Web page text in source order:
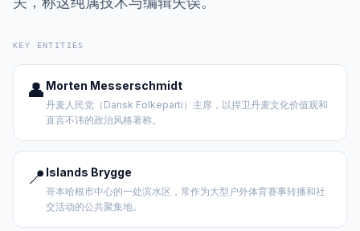
KEY ENTITIES
👤 Morten Messerschmidt
丹麦人民党（Dansk Folkeparti）主席，以捍卫丹麦文化价值观和
直言不讳的政治风格著称。
📍 Islands Brygge
哥本哈根市中心的一处滨水区，常作为大型户外体育赛事转播和社
交活动的公共聚集地。